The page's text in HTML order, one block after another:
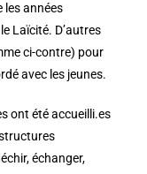
les années
Laïcité. D’autres
ci-contre) pour
avec les jeunes.
ont été accueilli.es
échanger,